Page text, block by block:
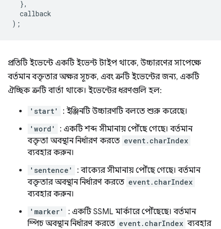
},
callback
);
প্রতিটি ইভেন্টে একটি ইভেন্ট টাইপ থাকে, উচ্চারণের সাপেক্ষে
বর্তমান বক্তৃতার অক্ষর সূচক, এবং ত্রুটি ইভেন্টের জন্য, একটি
ঐচ্ছিক ত্রুটি বার্তা থাকে। ইভেন্টের ধরণগুলি হল:
'start' : ইঞ্জিনটি উচ্চারণটি বলতে শুরু করেছে।
'word'
: একটি শব্দ সীমানায় পৌঁছে গেছে। বর্তমান
বক্তৃতা অবস্থান নির্ধারণ করতে event.charIndex
ব্যবহার করুন।
'sentence'
: বাক্যের সীমানায় পৌঁছে গেছে। বর্তমান
বক্তৃতার অবস্থান নির্ধারণ করতে event.charIndex
ব্যবহার করুন।
'marker'
: একটি SSML মার্কারে পৌঁছেছে। বর্তমান
স্পিচ অবস্থান নির্ধারণ করতে event.charIndex ব্যবহার